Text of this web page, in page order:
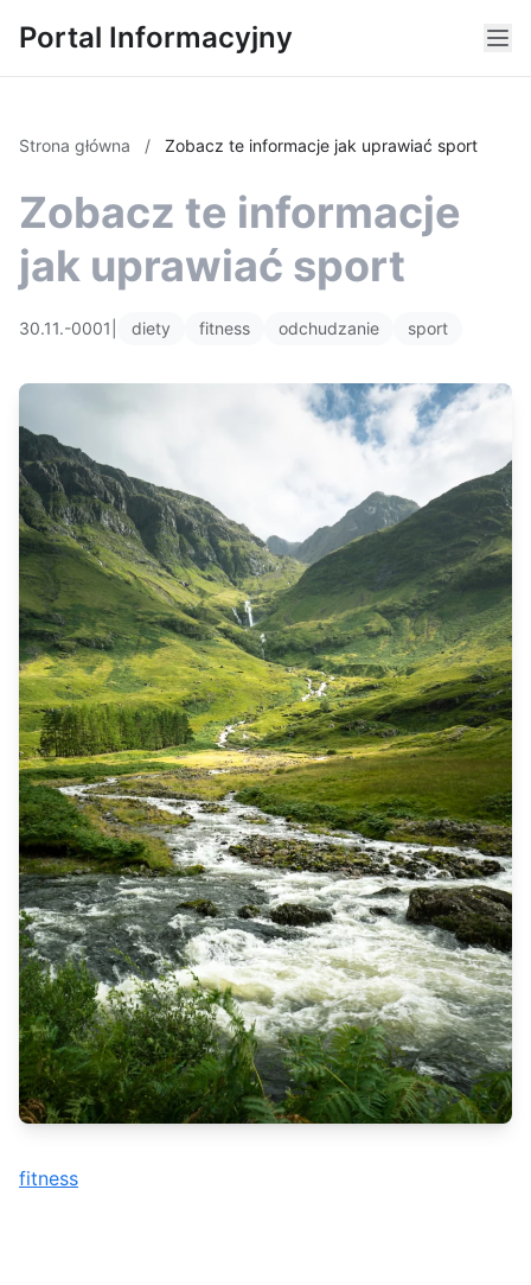
Portal Informacyjny
Strona główna / Zobacz te informacje jak uprawiać sport
Zobacz te informacje
jak uprawiać sport
30.11.-0001 diety fitness odchudzanie sport
fitness